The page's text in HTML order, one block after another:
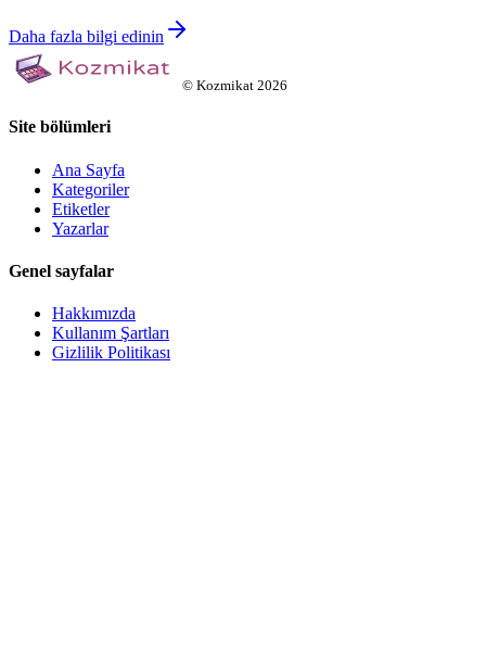
Daha fazla bilgi edinin
© Kozmikat 2026
Site bölümleri
Ana Sayfa
Kategoriler
Etiketler
Yazarlar
Genel sayfalar
Hakkımızda
Kullanım Şartları
Gizlilik Politikası